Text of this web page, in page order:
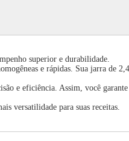
superior e durabilidade.
e rápidas. Sua jarra de
e eficiência. Assim, você garante
versatilidade para suas receitas.